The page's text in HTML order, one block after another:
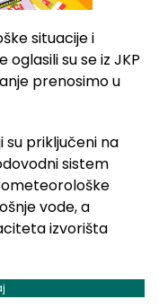
situacije i
su se iz JKP
prenosimo u
su priključeni na
sistem
vode, a
izvorišta